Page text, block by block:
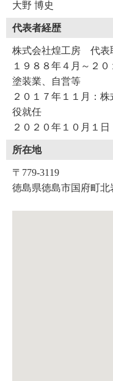
大野 博史
代表者経歴
株式会社煌工房 代表
１９８８年４月～２
塗装業、自営等
２０１７年１１月：
役就任
２０２０年１０月１
所在地
〒779-3119
徳島県徳島市国府町北